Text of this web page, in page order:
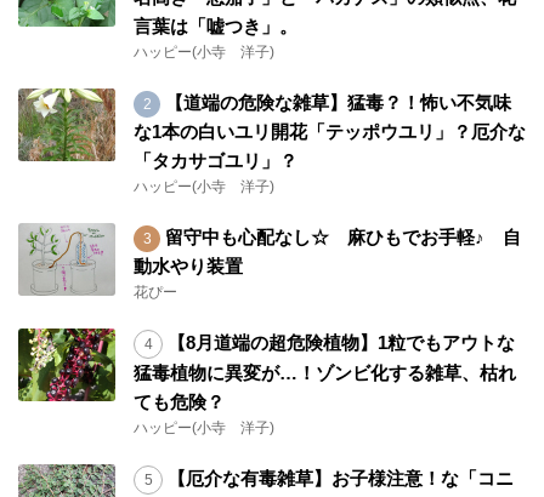
言葉は「嘘つき」。
ハッピー(小寺 洋子)
【道端の危険な雑草】猛毒？！怖い不気味
な1本の白いユリ開花「テッポウユリ」？厄介な
「タカサゴユリ」？
ハッピー(小寺 洋子)
留守中も心配なし☆ 麻ひもでお手軽♪ 自
動水やり装置
花ぴー
【8月道端の超危険植物】1粒でもアウトな
猛毒植物に異変が…！ゾンビ化する雑草、枯れ
ても危険？
ハッピー(小寺 洋子)
【厄介な有毒雑草】お子様注意！な「コニ